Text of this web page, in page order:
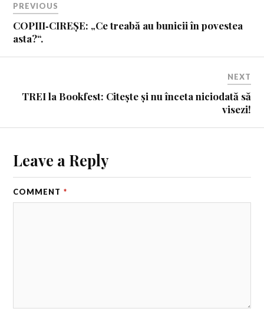
PREVIOUS
COPIII‑CIREȘE: „Ce treabă au bunicii în povestea
asta?“.
NEXT
TREI la Bookfest: Citește și nu înceta niciodată să
visezi!
Leave a Reply
COMMENT *